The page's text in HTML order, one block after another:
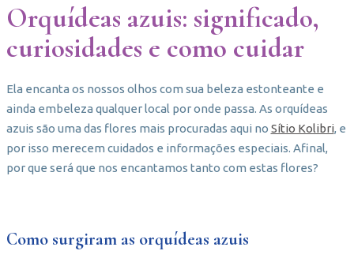
Orquídeas azuis: significado,
curiosidades e como cuidar
Ela encanta os nossos olhos com sua beleza estonteante e
ainda embeleza qualquer local por onde passa. As orquídeas
azuis são uma das flores mais procuradas aqui no Sítio Kolibri, e
por isso merecem cuidados e informações especiais. Afinal,
por que será que nos encantamos tanto com estas flores?
Como surgiram as orquídeas azuis